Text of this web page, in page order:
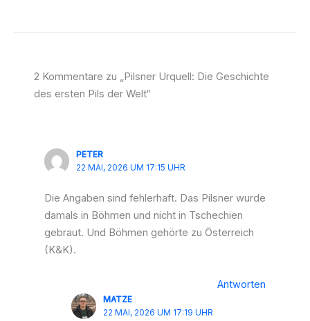
2 Kommentare zu „Pilsner Urquell: Die Geschichte
des ersten Pils der Welt“
PETER
22 MAI, 2026 UM 17:15 UHR
Die Angaben sind fehlerhaft. Das Pilsner wurde
damals in Böhmen und nicht in Tschechien
gebraut. Und Böhmen gehörte zu Österreich
(K&K).
Antworten
MATZE
22 MAI, 2026 UM 17:19 UHR